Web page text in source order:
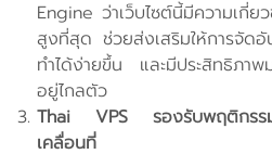
Engine ว่าเว็บไซต์นี้มีความเกี่
สูงที่สุด ช่วยส่งเสริมให้การจั
ทำได้ง่ายขึ้น และมีประสิทธิภาพ
อยู่ไกลตัว
Thai VPS รองรับพฤติกรรม
เคลื่อนที่